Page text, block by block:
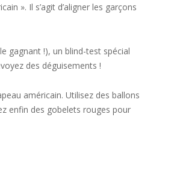
». Il s’agit d’aligner les garçons
gagnant !), un blind-test spécial
des déguisements !
américain. Utilisez des ballons
enfin des gobelets rouges pour